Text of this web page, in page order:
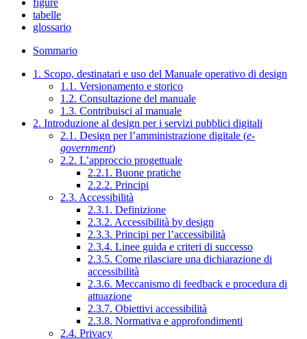
figure
tabelle
glossario
Sommario
1. Scopo, destinatari e uso del Manuale operativo di design
1.1. Versionamento e storico
1.2. Consultazione del manuale
1.3. Contribuisci al manuale
2. Introduzione al design per i servizi pubblici digitali
2.1. Design per l’amministrazione digitale (e-
government)
2.2. L’approccio progettuale
2.2.1. Buone pratiche
2.2.2. Principi
2.3. Accessibilità
2.3.1. Definizione
2.3.2. Accessibilità by design
2.3.3. Principi per l’accessibilità
2.3.4. Linee guida e criteri di successo
2.3.5. Come rilasciare una dichiarazione di
accessibilità
2.3.6. Meccanismo di feedback e procedura di
attuazione
2.3.7. Obiettivi accessibilità
2.3.8. Normativa e approfondimenti
2.4. Privacy